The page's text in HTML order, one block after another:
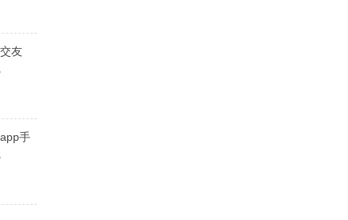
友
手